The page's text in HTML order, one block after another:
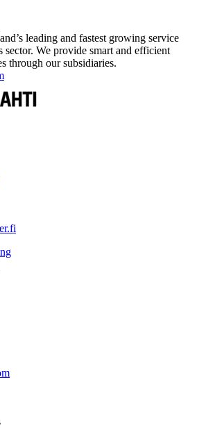
leading and fastest growing service
We provide smart and efficient
through our subsidiaries.